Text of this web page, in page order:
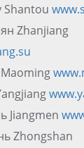
Shantou
Zhanjiang
Jiangmen
Zhongshan